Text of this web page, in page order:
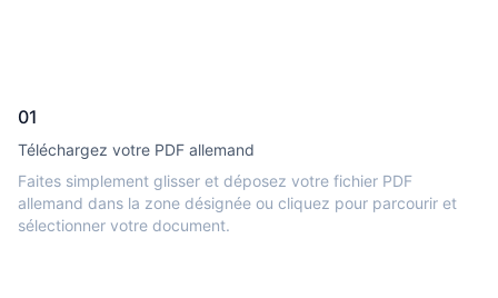
01
Téléchargez votre PDF allemand
Faites simplement glisser et déposez votre fichier PDF
allemand dans la zone désignée ou cliquez pour parcourir et
sélectionner votre document.